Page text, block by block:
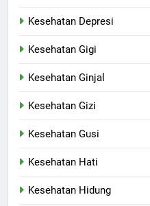
Kesehatan Depresi
Kesehatan Gigi
Kesehatan Ginjal
Kesehatan Gizi
Kesehatan Gusi
Kesehatan Hati
Kesehatan Hidung